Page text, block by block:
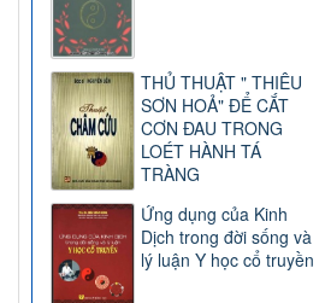
THỦ THUẬT " THIÊU
SƠN HOẢ" ĐỂ CẮT
CƠN ĐAU TRONG
LOÉT HÀNH TÁ
TRÀNG
Ứng dụng của Kinh
Dịch trong đời sống và
lý luận Y học cổ truyền